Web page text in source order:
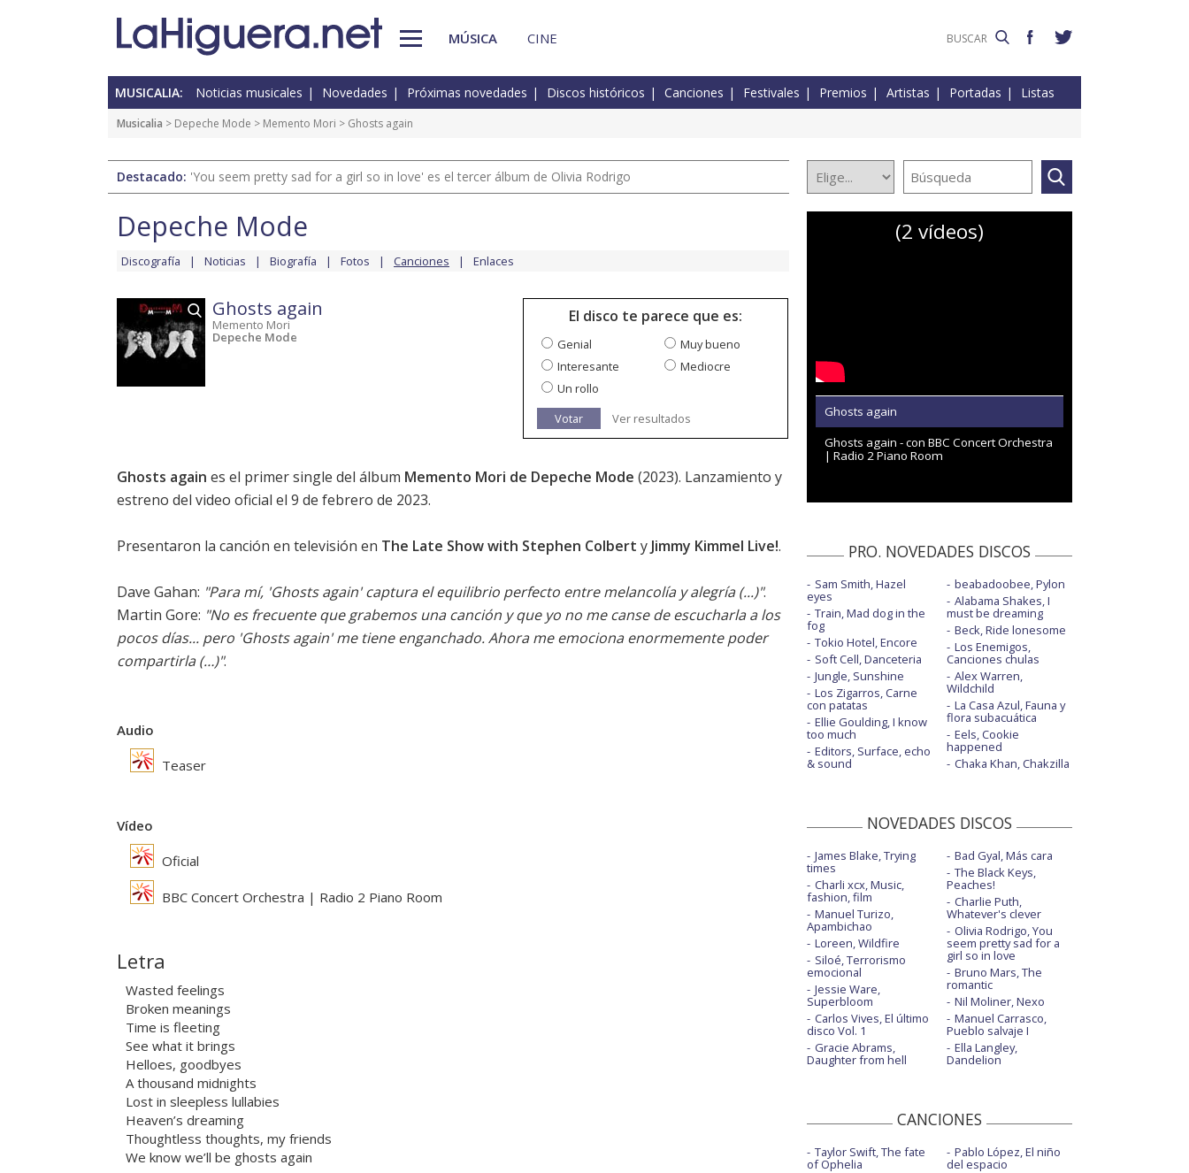
MÚSICA CINE
MUSICALIA: Noticias musicales Novedades Próximas novedades Discos históricos Canciones Festivales Premios Artistas Portadas Listas
Musicalia > Depeche Mode > Memento Mori > Ghosts again
Destacado: 'You seem pretty sad for a girl so in love' es el tercer álbum de Olivia Rodrigo
Depeche Mode
Discografía Noticias Biografía Fotos Canciones Enlaces
Ghosts again
Memento Mori
Depeche Mode
El disco te parece que es:
Genial
Muy bueno
Interesante
Mediocre
Un rollo
Votar
Ver resultados
Ghosts again es el primer single del álbum Memento Mori de Depeche Mode (2023). Lanzamiento y
estreno del video oficial el 9 de febrero de 2023.
Presentaron la canción en televisión en The Late Show with Stephen Colbert y Jimmy Kimmel Live!.
Dave Gahan: "Para mí, 'Ghosts again' captura el equilibrio perfecto entre melancolía y alegría (...)".
Martin Gore: "No es frecuente que grabemos una canción y que yo no me canse de escucharla a los
pocos días... pero 'Ghosts again' me tiene enganchado. Ahora me emociona enormemente poder
compartirla (…)".
Audio
Teaser
Vídeo
Oficial
BBC Concert Orchestra | Radio 2 Piano Room
Letra
Wasted feelings
Broken meanings
Time is fleeting
See what it brings
Helloes, goodbyes
A thousand midnights
Lost in sleepless lullabies
Heaven’s dreaming
Thoughtless thoughts, my friends
We know we’ll be ghosts again
(2 vídeos)
Ghosts again
Ghosts again - con BBC Concert Orchestra
| Radio 2 Piano Room
PRO. NOVEDADES DISCOS
Sam Smith, Hazel
eyes
Train, Mad dog in the
fog
Tokio Hotel, Encore
Soft Cell, Danceteria
Jungle, Sunshine
Los Zigarros, Carne
con patatas
Ellie Goulding, I know
too much
Editors, Surface, echo
& sound
beabadoobee, Pylon
Alabama Shakes, I
must be dreaming
Beck, Ride lonesome
Los Enemigos,
Canciones chulas
Alex Warren,
Wildchild
La Casa Azul, Fauna y
flora subacuática
Eels, Cookie
happened
Chaka Khan, Chakzilla
NOVEDADES DISCOS
James Blake, Trying
times
Charli xcx, Music,
fashion, film
Manuel Turizo,
Apambichao
Loreen, Wildfire
Siloé, Terrorismo
emocional
Jessie Ware,
Superbloom
Carlos Vives, El último
disco Vol. 1
Gracie Abrams,
Daughter from hell
Bad Gyal, Más cara
The Black Keys,
Peaches!
Charlie Puth,
Whatever's clever
Olivia Rodrigo, You
seem pretty sad for a
girl so in love
Bruno Mars, The
romantic
Nil Moliner, Nexo
Manuel Carrasco,
Pueblo salvaje I
Ella Langley,
Dandelion
CANCIONES
Taylor Swift, The fate
of Ophelia
Pablo López, El niño
del espacio